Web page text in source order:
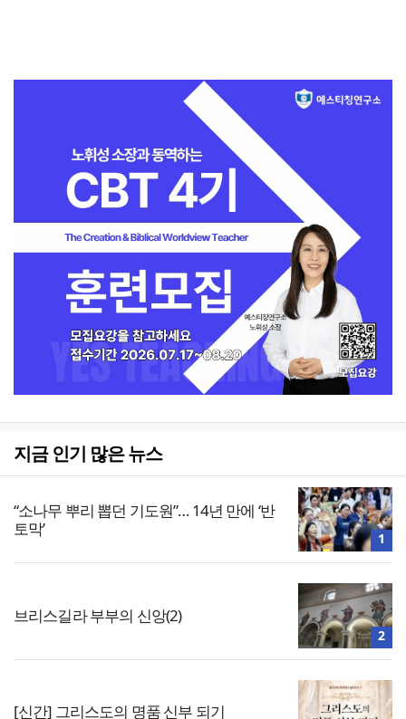
지금 인기 많은 뉴스
“소나무 뿌리 뽑던 기도원”… 14년 만에 ‘반
토막’
1
브리스길라 부부의 신앙(2)
2
[신간] 그리스도의 명품 신부 되기